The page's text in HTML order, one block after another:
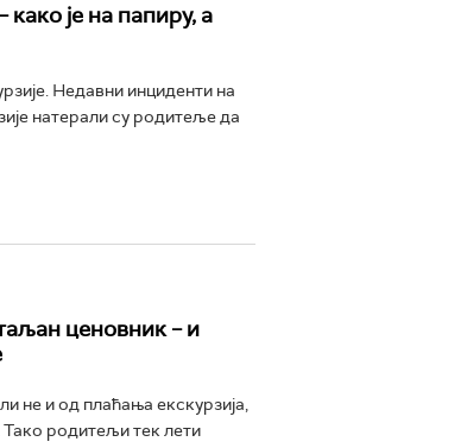
је на папиру, а
Недавни инциденти на
натерали су родитеље да
ценовник – и
не и од плаћања екскурзија,
Тако родитељи тек лети